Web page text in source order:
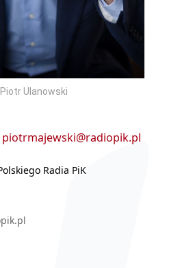
Ulanowski
piotrmajewski@radiopik.pl
Radia PiK